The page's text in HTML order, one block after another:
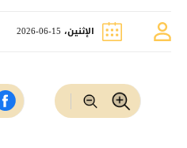
الإثنين، 15-06-2026